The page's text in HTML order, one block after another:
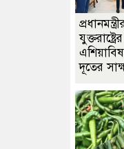
দূতের